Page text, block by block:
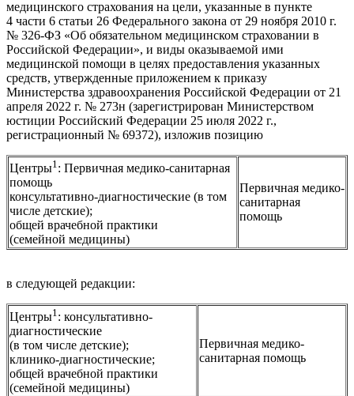
медицинского страхования на цели, указанные в пункте
4 части 6 статьи 26 Федерального закона от 29 ноября 2010 г.
№ 326-ФЗ «Об обязательном медицинском страховании в
Российской Федерации», и виды оказываемой ими
медицинской помощи в целях предоставления указанных
средств, утвержденные приложением к приказу
Министерства здравоохранения Российской Федерации от 21
апреля 2022 г. № 273н (зарегистрирован Министерством
юстиции Российский Федерации 25 июля 2022 г.,
регистрационный № 69372), изложив позицию
Центры1 : Первичная медико-санитарная
помощь
консультативно-диагностические (в том
числе детские);
общей врачебной практики
(семейной медицины)
Первичная медико-
санитарная
помощь
в следующей редакции:
Центры1 : консультативно-
диагностические
(в том числе детские);
клинико-диагностические;
общей врачебной практики
(семейной медицины)
Первичная медико-
санитарная помощь